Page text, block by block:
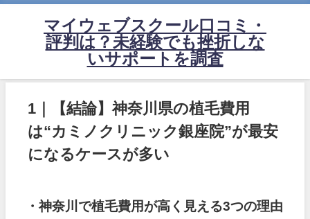
マイウェブスクール口コミ・
評判は？未経験でも挫折しな
いサポートを調査
1｜【結論】神奈川県の植毛費用
は“カミノクリニック銀座院”が最安
になるケースが多い
・神奈川で植毛費用が高く見える3つの理由